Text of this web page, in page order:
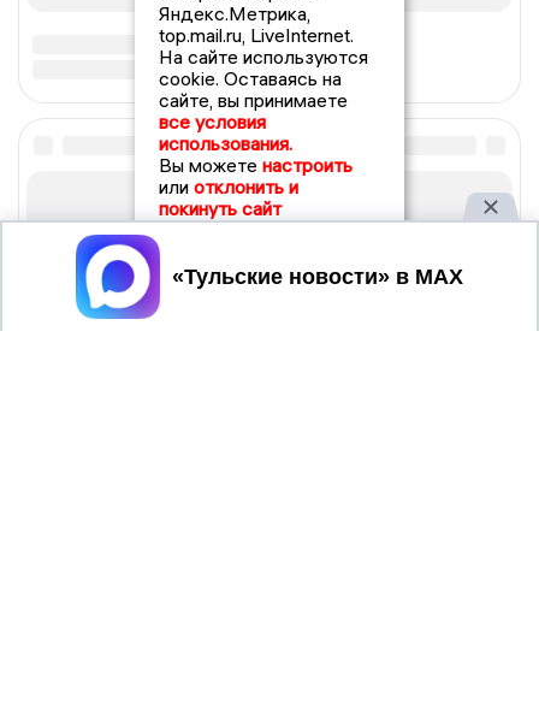
Яндекс.Метрика,
top.mail.ru, LiveInternet.
На сайте используются
cookie. Оставаясь на
сайте, вы принимаете
все условия
использования.
Вы можете настроить
или отклонить и
покинуть сайт
Принять